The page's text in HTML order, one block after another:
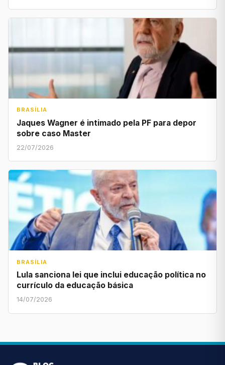
BRASÍLIA
Jaques Wagner é intimado pela PF para depor
sobre caso Master
22/07/2026
BRASÍLIA
Lula sanciona lei que inclui educação política no
currículo da educação básica
14/07/2026